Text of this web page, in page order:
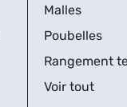
Malles
Poubelles
Rangement
Voir tout